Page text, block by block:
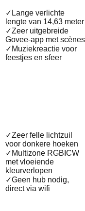
✓ Lange verlichte
lengte van 14,63 meter
✓Zeer uitgebreide
Govee‑app met scènes
✓ Muziekreactie voor
feestjes en sfeer
✓Zeer felle lichtzuil
voor donkere hoeken
✓ Multizone RGBICW
met vloeiende
kleurverlopen
✓Geen hub nodig,
direct via wifi